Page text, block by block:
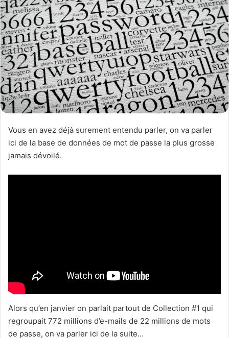
Vous en avez déjà surement entendu parler, on va parler
ici de la base de données de mot de passe la plus grosse
jamais dévoilé.
Alors qu’en janvier on parlait partout de Collection #1 qui
regroupait 772 millions d’e-mails de 22 millions de mots
de passe, on va parler ici de la suite…